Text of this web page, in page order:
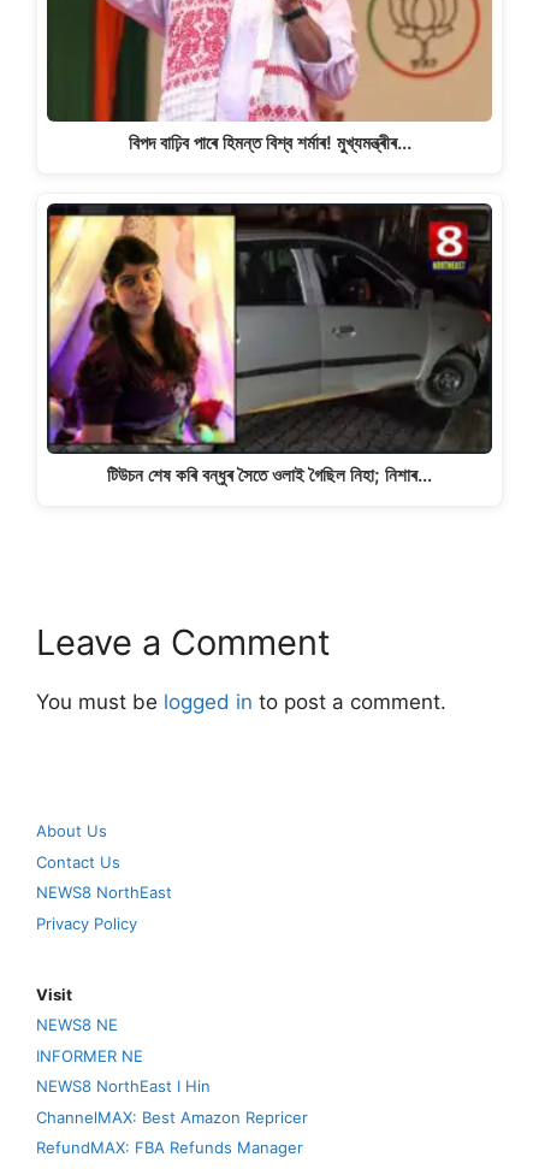
বিপদ বাঢ়িব পাৰে হিমন্ত বিশ্ব শৰ্মাৰ! মুখ্যমন্ত্ৰীৰ…
টিউচন শেষ কৰি বন্ধুৰ সৈতে ওলাই গৈছিল নিহা; নিশাৰ…
Leave a Comment
You must be logged in to post a comment.
About Us
Contact Us
NEWS8 NorthEast
Privacy Policy
Visit
NEWS8 NE
INFORMER NE
NEWS8 NorthEast I Hin
ChannelMAX: Best Amazon Repricer
RefundMAX: FBA Refunds Manager